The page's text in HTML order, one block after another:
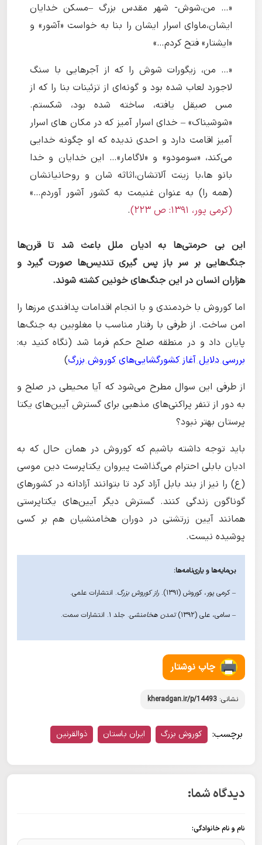
«… من،شوش- شهر مقدس بزرگ –مسکن خدایان
ایشان،ماوای اسرار ایشان را بنا به خواست «آشور» و
«ایشتار» فتح کردم…»
«… من، زیگورات شوش را که از آجرهایی با سنگ
لاجورد لعاب شده بود و گونه‌ای از تزئینات بنا را که از
مس صیقل یافته، ساخته شده بود، شکستم.
«شوشیناک» – خدای اسرار آمیز که در مکان های اسرار
آمیز اقامت دارد و احدی ندیده که او چگونه خدایی
می‌کند، «سومودو» و «لاگامار»… این خدایان و خدا
بانو ها،با زینت آلاتشان،اثاثه شان و روحانیانشان
(همه را) به عنوان غنیمت به کشور آشور آوردم…»
(کرمی پور، ١۳۹١: ص ۲۲۳)
.
این بی حرمتی‌ها به ادیان ملل باعث شد تا قرن‌ها
جنگ‌هایی بر سر باز پس گیری تندیس‌ها صورت گیرد و
هزاران انسان در این جنگ‌های خونین کشته شوند.
اما کوروش با خردمندی و با انجام اقدامات پدافندی مرزها را
امن ساخت. از طرفی با رفتار مناسب با مغلوبین به جنگ‌ها
پایان داد و در منطقه صلح حکم فرما شد (نگاه کنید به:
بررسی دلایل آغاز کشورگشایی‌های کوروش بزرگ)
از طرفی این سوال مطرح می‌شود که آیا محیطی در صلح و
به دور از تنفر پراکنی‌های مذهبی برای گسترش آیین‌های یکتا
پرستان بهتر نبود؟
باید توجه داشته باشیم که کوروش در همان حال که به
ادیان بابلی احترام می‌گذاشت پیروان یکتاپرست دین موسی
(ع) را نیز از بند بابل آزاد کرد تا بتوانند آزادانه در کشورهای
گوناگون زندگی کنند. گسترش دیگر آیین‌های یکتاپرستی
همانند آیین زرتشتی در دوران هخامنشیان هم بر کسی
پوشیده نیست.
بن‌مایه‌ها و یاری‌نامه‌ها:
– کرمی پور، کوروش (1391). راز کوروش بزرگ. انتشارات علمی.
– سامی، علی (1392) تمدن هخامنشی. جلد ١. انتشارات سمت.
چاپ نوشتار
نشانی: kheradgan.ir/p/14493
برچسب: کوروش بزرگ ایران باستان ذوالقرنین
دیدگاه شما:
نام و نام خانوادگی: